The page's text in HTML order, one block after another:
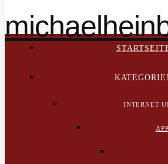
INTERNET